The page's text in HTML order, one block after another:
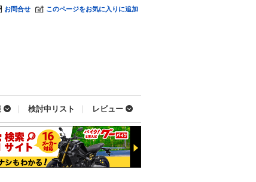
お問合せ このページをお気に入りに追加
検討中リスト レビュー